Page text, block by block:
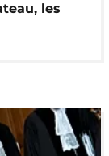
les